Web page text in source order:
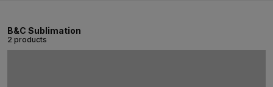
B&C Sublimation
2 products